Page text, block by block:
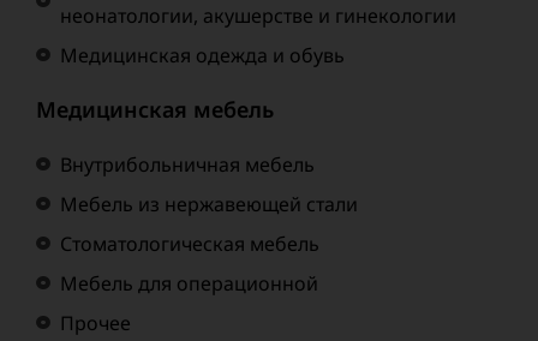
неонатологии, акушерстве и гинекологии
Медицинская одежда и обувь
Медицинская мебель
Внутрибольничная мебель
Мебель из нержавеющей стали
Стоматологическая мебель
Мебель для операционной
Прочее